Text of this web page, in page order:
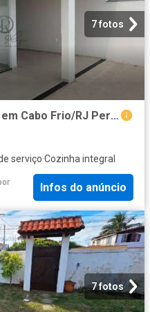
7 fotos
Casa / Sobrado para Venda em Cabo Frio/RJ Peró 2 Quartos
serviço·Cozinha integral
Infos do anúncio
7 fotos